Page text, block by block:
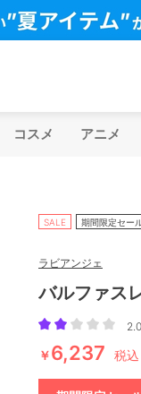
コスメ アニメ
SALE 期間限定セー
ラビアンジェ
バルファス
￥6,237 税込